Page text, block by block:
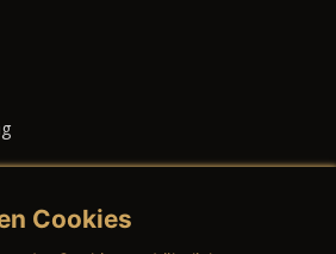
Cookies